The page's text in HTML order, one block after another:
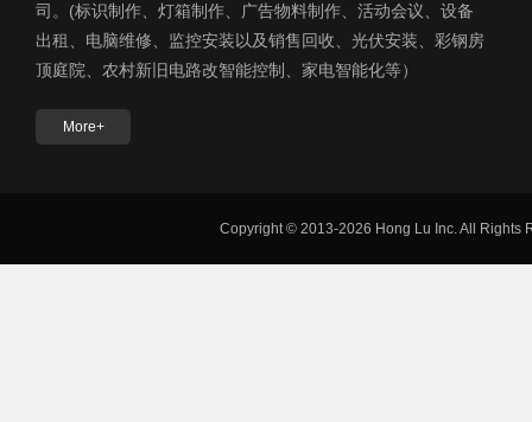
司。(标识制作、灯箱制作、广告物料制作、活动会议、设备
出租、电脑维修、监控安装以及销售回收、光伏安装、彩钢房
顶庭院、农村新旧电路改智能控制、家电智能化等）
More+
Copyright © 2013-2026 Hong Lu Inc. All Rights